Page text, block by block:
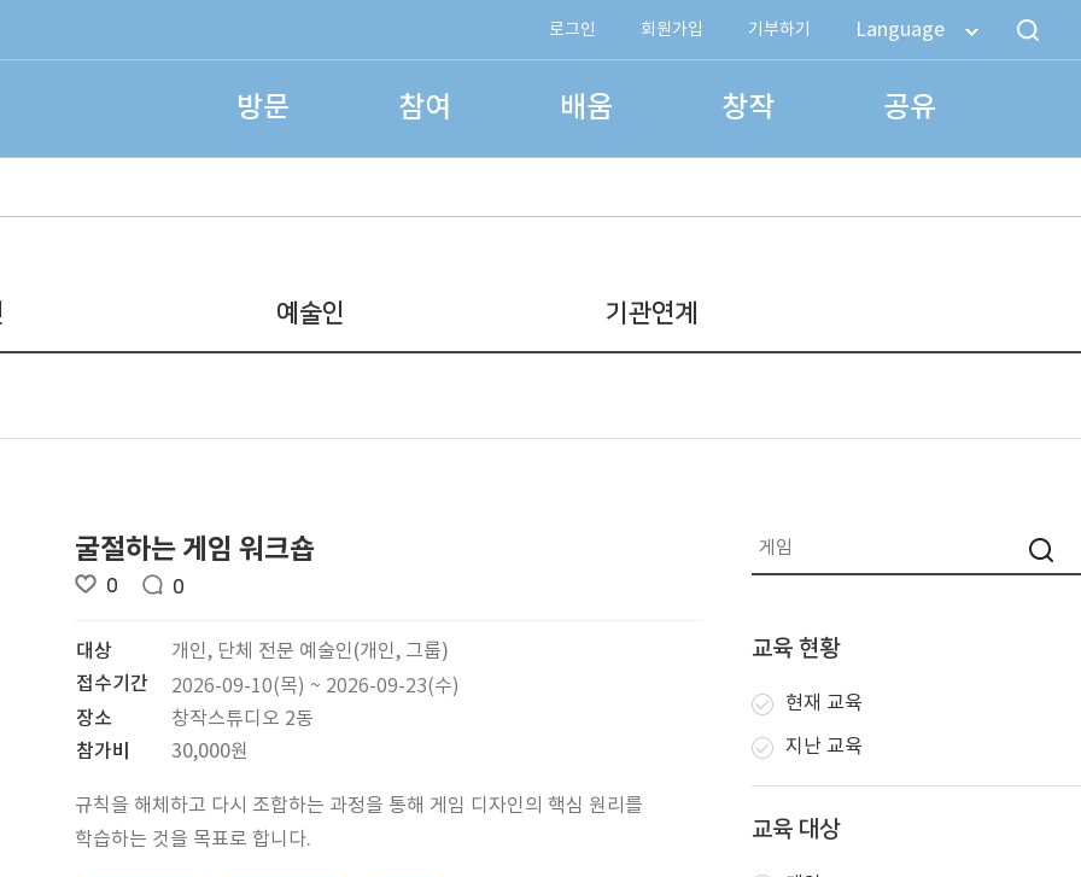
로그인 회원가입 기부하기 Language
방문 참여 배움 창작 공유
예술인 기관연계
굴절하는 게임 워크숍
0 0
대상
개인, 단체 전문 예술인(개인, 그룹)
접수기간
2026-09-10(목) ~ 2026-09-23(수)
장소
창작스튜디오 2동
참가비
30,000원
규칙을 해체하고 다시 조합하는 과정을 통해 게임 디자인의 핵심 원리를
학습하는 것을 목표로 합니다.
교육 현황
현재 교육
지난 교육
교육 대상